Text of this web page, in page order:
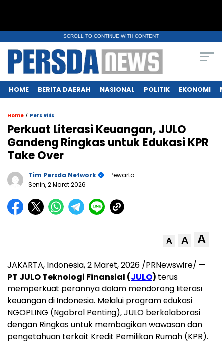
SCROLL TO CONTINUE WITH CONTENT
HOME BERITA DAERAH NASIONAL POLITIK EKONOMI
Home / Pers Rilis
Perkuat Literasi Keuangan, JULO
Gandeng Ringkas untuk Edukasi KPR
Take Over
Tim Persda Network
- Pewarta
Senin, 2 Maret 2026
A A A
JAKARTA, Indonesia,2 Maret, 2026 /PRNewswire/ —
PT JULO Teknologi Finansial (JULO) terus
memperkuat perannya dalam mendorong literasi
keuangan di Indonesia. Melalui program edukasi
NGOPLING (Ngobrol Penting), JULO berkolaborasi
dengan Ringkas untuk membagikan wawasan dan
pengetahuan terkait Kredit Pemilikan Rumah (KPR).